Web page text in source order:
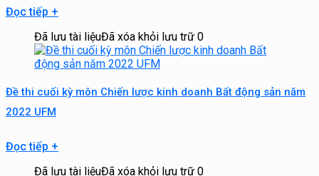
Đọc tiếp +
Đã lưu tài liệuĐã xóa khỏi lưu trữ 0
Đề thi cuối kỳ môn Chiến lược kinh doanh Bất động sản năm
2022 UFM
Đọc tiếp +
Đã lưu tài liệuĐã xóa khỏi lưu trữ 0